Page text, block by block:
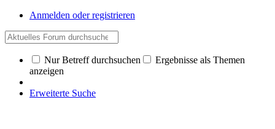
Anmelden oder registrieren
Nur Betreff durchsuchen
Ergebnisse als Themen
anzeigen
Erweiterte Suche